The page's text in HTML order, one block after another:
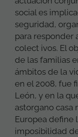
social es
seguridad,
para responder
colect ivos. El
de las familias
ámbitos de la
en el 2008, fue
León, y en la
astorgano casa
Europea define
imposibilidad